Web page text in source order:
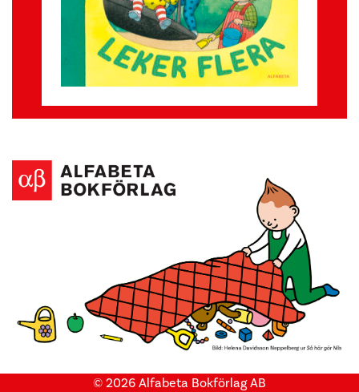
© 2026 Alfabeta Bokförlag AB